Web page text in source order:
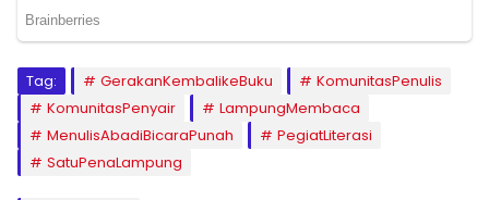
Tag: GerakanKembalikeBuku
KomunitasPenulis
KomunitasPenyair
LampungMembaca
MenulisAbadiBicaraPunah
PegiatLiterasi
SatuPenaLampung